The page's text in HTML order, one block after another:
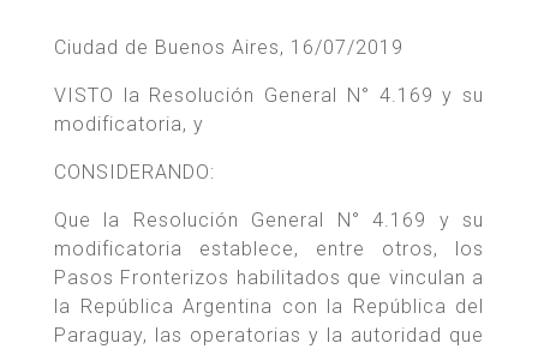
Ciudad de Buenos Aires, 16/07/2019
VISTO la Resolución General N° 4.169 y su
modificatoria, y
CONSIDERANDO:
Que la Resolución General N° 4.169 y su
modificatoria establece, entre otros, los
Pasos Fronterizos habilitados que vinculan a
la República Argentina con la República del
Paraguay, las operatorias y la autoridad que